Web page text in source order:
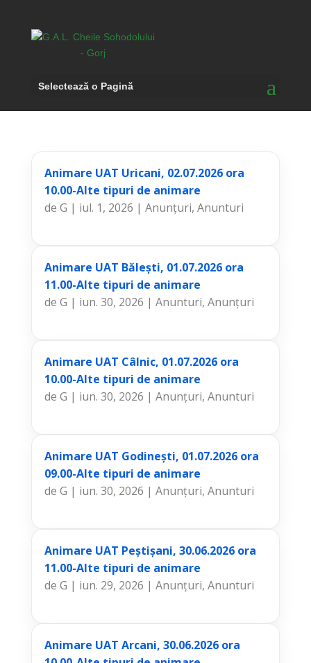
Selectează o Pagină
Animare UAT Uricani, 02.07.2026 ora
10.00-Alte tipuri de animare
de G | iul. 1, 2026 | Anunțuri, Anunturi
Animare UAT Bălești, 01.07.2026 ora
11.00-Alte tipuri de animare
de G | iun. 30, 2026 | Anunturi, Anunțuri
Animare UAT Câlnic, 01.07.2026 ora
10.00-Alte tipuri de animare
de G | iun. 30, 2026 | Anunțuri, Anunturi
Animare UAT Godinești, 01.07.2026 ora
09.00-Alte tipuri de animare
de G | iun. 30, 2026 | Anunțuri, Anunturi
Animare UAT Peștișani, 30.06.2026 ora
11.00-Alte tipuri de animare
de G | iun. 29, 2026 | Anunțuri, Anunturi
Animare UAT Arcani, 30.06.2026 ora